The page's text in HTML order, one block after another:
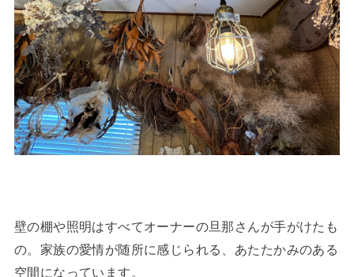
壁の棚や照明はすべてオーナーの旦那さんが手がけたも
の。家族の愛情が随所に感じられる、あたたかみのある
空間になっています。